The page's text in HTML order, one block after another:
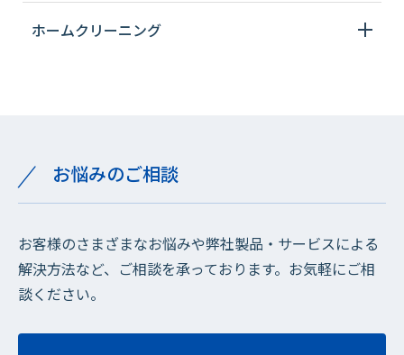
ホームクリーニング
お悩みのご相談
お客様のさまざまなお悩みや弊社製品・サービスによる
解決方法など、ご相談を承っております。お気軽にご相
談ください。